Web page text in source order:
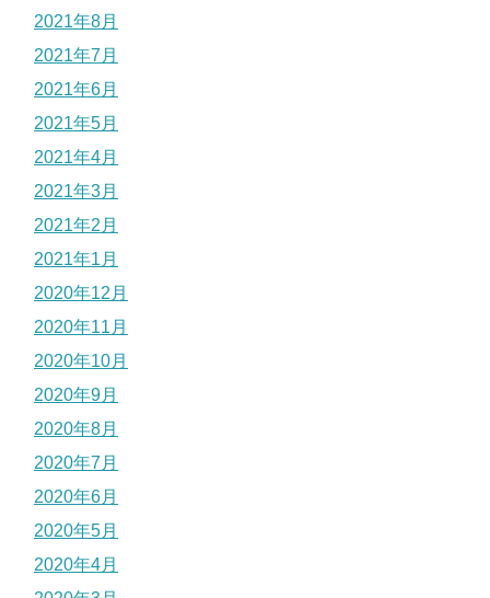
2021年8月
2021年7月
2021年6月
2021年5月
2021年4月
2021年3月
2021年2月
2021年1月
2020年12月
2020年11月
2020年10月
2020年9月
2020年8月
2020年7月
2020年6月
2020年5月
2020年4月